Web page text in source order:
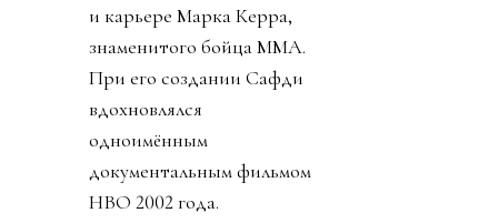
и карьере Марка Керра,
знаменитого бойца ММА.
При его создании Сафди
вдохновлялся
одноимённым
документальным фильмом
HBO 2002 года.